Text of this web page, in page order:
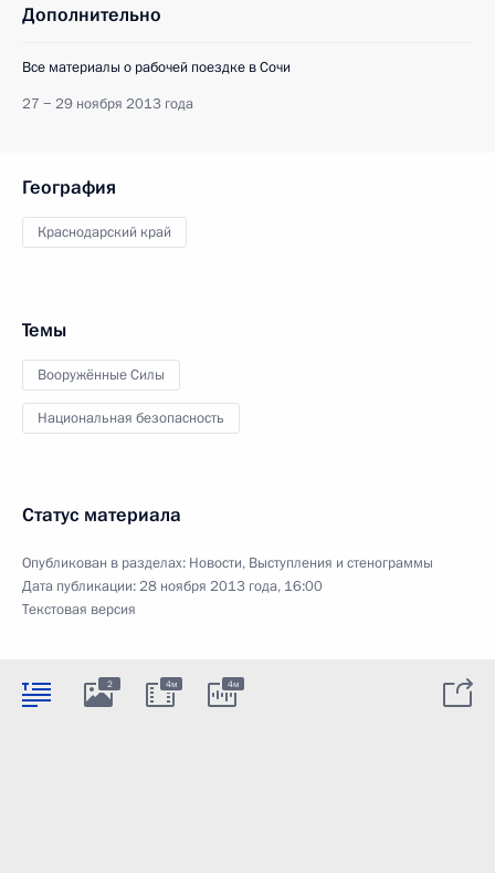
Дополнительно
Все материалы о рабочей поездке в Сочи
27 − 29 ноября 2013 года
География
Краснодарский край
Темы
Вооружённые Силы
Национальная безопасность
Статус материала
Опубликован в разделах: Новости, Выступления и стенограммы
Дата публикации:28 ноября 2013 года, 16:00
Текстовая версия
2 4м 4м